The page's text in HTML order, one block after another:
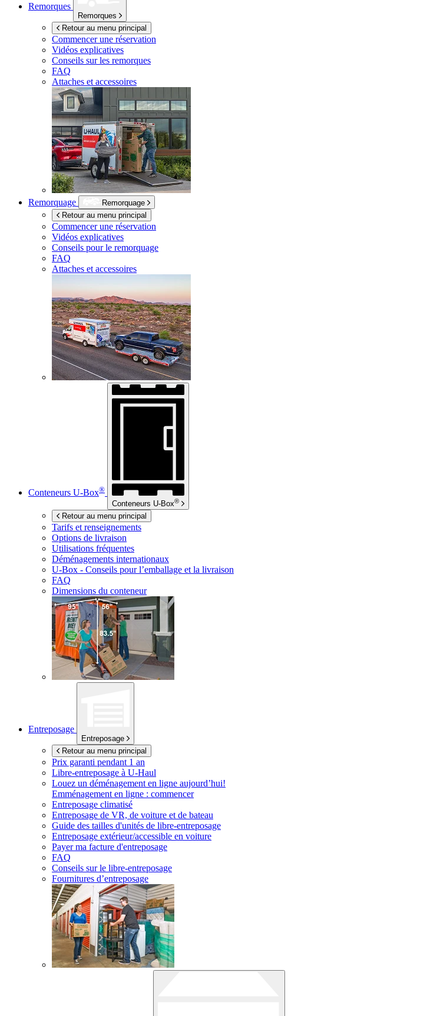
Remorques
Remorques
Retour au menu principal
Commencer une réservation
Vidéos explicatives
Conseils sur les remorques
FAQ
Attaches et accessoires
Remorquage
Remorquage
Retour au menu principal
Commencer une réservation
Vidéos explicatives
Conseils pour le remorquage
FAQ
Attaches et accessoires
Conteneurs U-Box®
Conteneurs U-Box®
Retour au menu principal
Tarifs et renseignements
Options de livraison
Utilisations fréquentes
Déménagements internationaux
U-Box - Conseils pour l’emballage et la livraison
FAQ
Dimensions du conteneur
Entreposage
Entreposage
Retour au menu principal
Prix garanti pendant 1 an
Libre-entreposage à U-Haul
Louez un déménagement en ligne aujourd’hui!
Emménagement en ligne : commencer
Entreposage climatisé
Entreposage de VR, de voiture et de bateau
Guide des tailles d'unités de libre-entreposage
Entreposage extérieur/accessible en voiture
Payer ma facture d'entreposage
FAQ
Conseils sur le libre-entreposage
Fournitures d’entreposage